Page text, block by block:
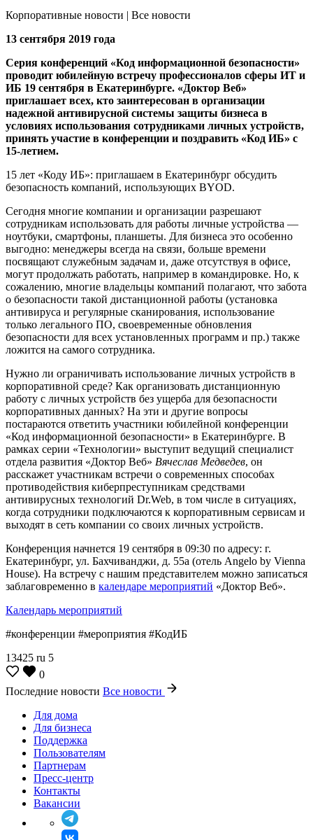
Корпоративные новости | Все новости
13 сентября 2019 года
Серия конференций «Код информационной безопасности»
проводит юбилейную встречу профессионалов сферы ИТ и
ИБ 19 сентября в Екатеринбурге. «Доктор Веб»
приглашает всех, кто заинтересован в организации
надежной антивирусной системы защиты бизнеса в
условиях использования сотрудниками личных устройств,
принять участие в конференции и поздравить «Код ИБ» с
15-летием.
15 лет «Коду ИБ»: приглашаем в Екатеринбург обсудить
безопасность компаний, использующих BYOD.
Сегодня многие компании и организации разрешают
сотрудникам использовать для работы личные устройства —
ноутбуки, смартфоны, планшеты. Для бизнеса это особенно
выгодно: менеджеры всегда на связи, больше времени
посвящают служебным задачам и, даже отсутствуя в офисе,
могут продолжать работать, например в командировке. Но, к
сожалению, многие владельцы компаний полагают, что забота
о безопасности такой дистанционной работы (установка
антивируса и регулярные сканирования, использование
только легального ПО, своевременные обновления
безопасности для всех установленных программ и пр.) также
ложится на самого сотрудника.
Нужно ли ограничивать использование личных устройств в
корпоративной среде? Как организовать дистанционную
работу с личных устройств без ущерба для безопасности
корпоративных данных? На эти и другие вопросы
постараются ответить участники юбилейной конференции
«Код информационной безопасности» в Екатеринбурге. В
рамках серии «Технологии» выступит ведущий специалист
отдела развития «Доктор Веб» Вячеслав Медведев, он
расскажет участникам встречи о современных способах
противодействия киберпреступникам средствами
антивирусных технологий Dr.Web, в том числе в ситуациях,
когда сотрудники подключаются к корпоративным сервисам и
выходят в сеть компании со своих личных устройств.
Конференция начнется 19 сентября в 09:30 по адресу: г.
Екатеринбург, ул. Бахчиванджи, д. 55а (отель Angelo by Vienna
House). На встречу с нашим представителем можно записаться
заблаговременно в календаре мероприятий «Доктор Веб».
Календарь мероприятий
#конференции #мероприятия #КодИБ
13425 ru 5
0
Последние новости Все новости
Для дома
Для бизнеса
Поддержка
Пользователям
Партнерам
Пресс-центр
Контакты
Вакансии